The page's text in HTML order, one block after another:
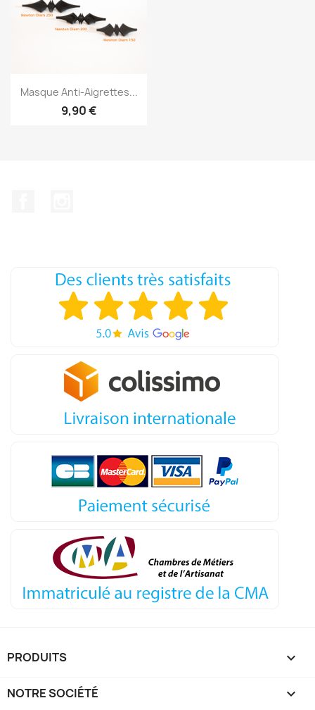
Aperçu rapide
Masque Anti-Aigrettes...
9,90 €
PRODUITS 
NOTRE SOCIÉTÉ 